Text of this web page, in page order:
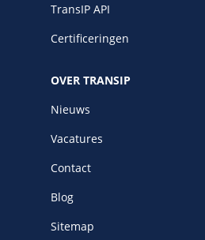
TransIP API
Certificeringen
OVER TRANSIP
Nieuws
Vacatures
Contact
Blog
Sitemap